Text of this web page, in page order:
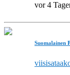
vor 4
Suomalainen